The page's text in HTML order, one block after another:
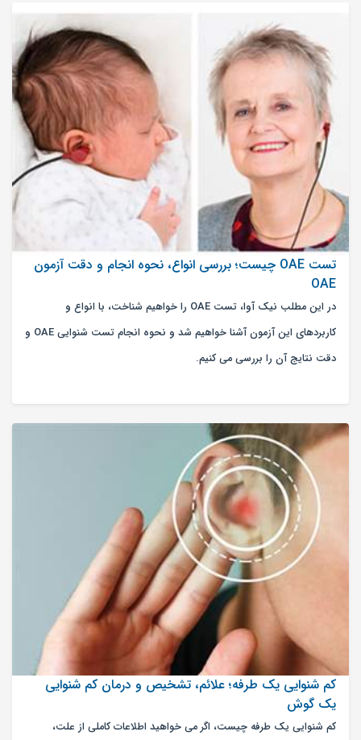
تست OAE چیست؛ بررسی انواع، نحوه انجام و دقت آزمون
OAE
در این مطلب نیک آوا، تست OAE را خواهیم شناخت، با انواع و
کاربردهای این آزمون آشنا خواهیم شد و نحوه انجام تست شنوایی OAE و
دقت نتایج آن را بررسی می کنیم.
کم شنوایی یک طرفه؛ علائم، تشخیص و درمان کم شنوایی
یک گوش
کم شنوایی یک طرفه چیست، اگر می خواهید اطلاعات کاملی از علت،